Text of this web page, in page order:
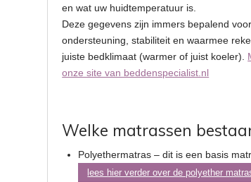
en wat uw huidtemperatuur is.
Deze gegevens zijn immers bepalend
ondersteuning, stabiliteit en waarmee
juiste bedklimaat (warmer of juist koeler).
onze site van beddenspecialist.nl
Welke matrassen
Polyethermatras – dit is een basis
lees hier verder over de polyether